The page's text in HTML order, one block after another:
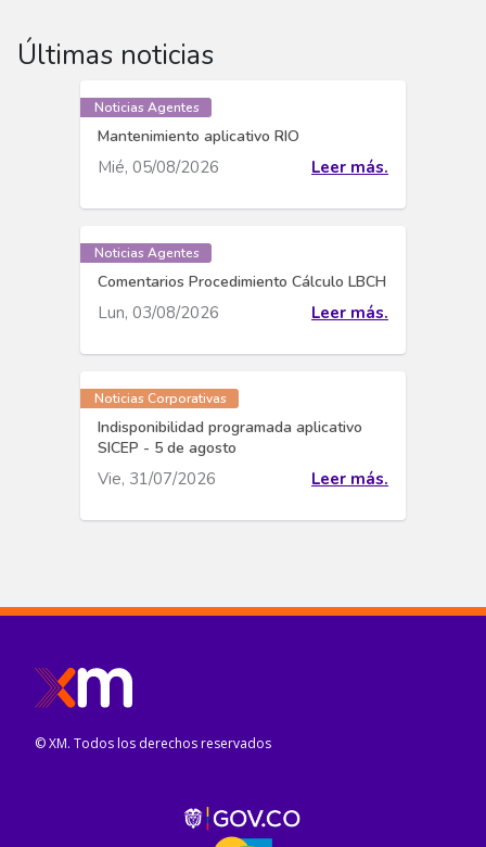
Últimas noticias
Noticias Agentes
Mantenimiento aplicativo RIO
Mié, 05/08/2026 Leer más.
Noticias Agentes
Comentarios Procedimiento Cálculo LBCH
Lun, 03/08/2026 Leer más.
Noticias Corporativas
Indisponibilidad programada aplicativo
SICEP - 5 de agosto
Vie, 31/07/2026 Leer más.
© XM. Todos los derechos reservados